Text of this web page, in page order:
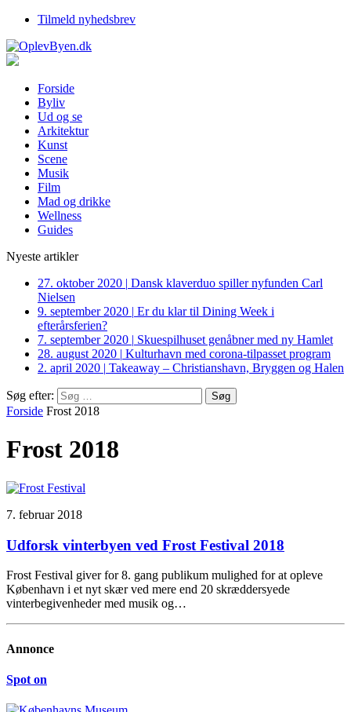
Tilmeld nyhedsbrev
Forside
Byliv
Ud og se
Arkitektur
Kunst
Scene
Musik
Film
Mad og drikke
Wellness
Guides
Nyeste artikler
27. oktober 2020 | Dansk klaverduo spiller nyfunden Carl
Nielsen
9. september 2020 | Er du klar til Dining Week i
efterårsferien?
7. september 2020 | Skuespilhuset genåbner med ny Hamlet
28. august 2020 | Kulturhavn med corona-tilpasset program
2. april 2020 | Takeaway – Christianshavn, Bryggen og Halen
Søg efter:
Forside Frost 2018
Frost 2018
7. februar 2018
Udforsk vinterbyen ved Frost Festival 2018
Frost Festival giver for 8. gang publikum mulighed for at opleve
København i et nyt skær ved mere end 20 skræddersyede
vinterbegivenheder med musik og…
Annonce
Spot on